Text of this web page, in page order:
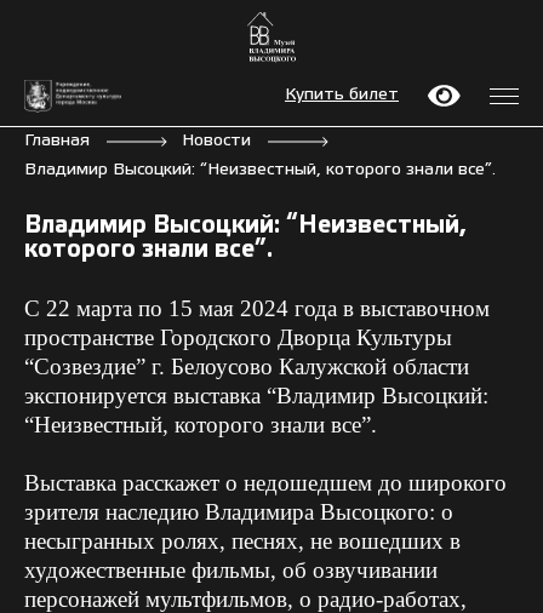
Купить билет
Главная
Новости
Владимир Высоцкий: “Неизвестный, которого знали все”.
Владимир Высоцкий: “Неизвестный,
которого знали все”.
С 22 марта по 15 мая 2024 года в выставочном
пространстве Городского Дворца Культуры
“Созвездие” г. Белоусово Калужской области
экспонируется выставка “Владимир Высоцкий:
“Неизвестный, которого знали все”.
Выставка расскажет о недошедшем до широкого
зрителя наследию Владимира Высоцкого: о
несыгранных ролях, песнях, не вошедших в
художественные фильмы, об озвучивании
персонажей мультфильмов, о радио-работах,